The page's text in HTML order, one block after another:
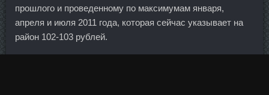
прошлого и проведенному по максимумам января,
апреля и июля 2011 года, которая сейчас указывает на
район 102-103 рублей.